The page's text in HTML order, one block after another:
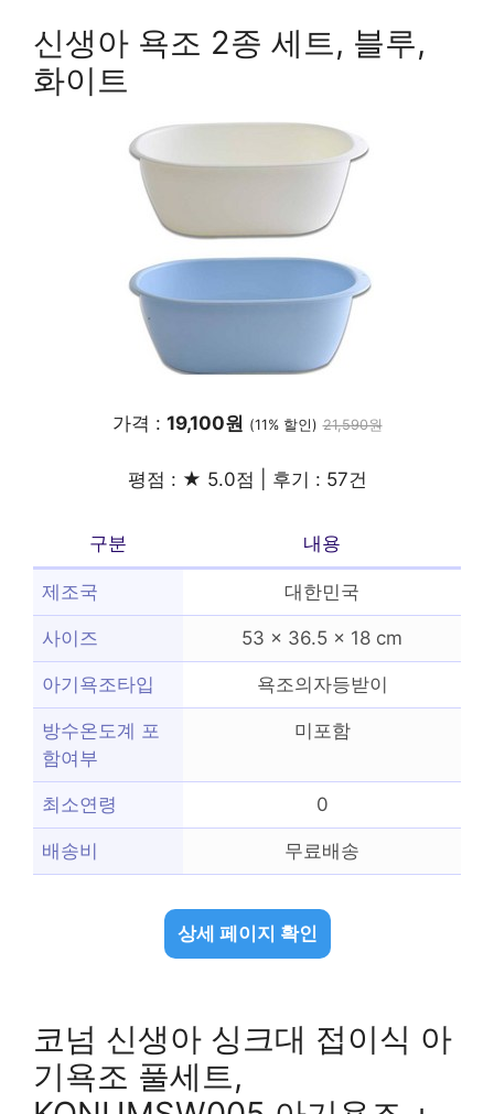
신생아 욕조 2종 세트, 블루,
화이트
가격 : 19,100원 (11% 할인) 21,590원
평점 : ★ 5.0점 | 후기 : 57건
구분 내용
제조국 대한민국
사이즈 53 x 36.5 x 18 cm
아기욕조타입 욕조의자등받이
방수온도계 포
함여부
미포함
최소연령 0
배송비 무료배송
상세 페이지 확인
코넘 신생아 싱크대 접이식 아
기욕조 풀세트,